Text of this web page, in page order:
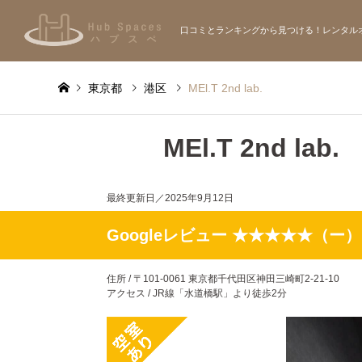
口コミとランキングから見つける！レンタル
東京都 港区 MEl.T 2nd lab.
MEl.T 2nd lab.
最終更新日／2025年9月12日
Googleレビュー ★★★★★（ー）
住所 / 〒101-0061 東京都千代田区神田三崎町2-21-10
アクセス / JR線「水道橋駅」より徒歩2分